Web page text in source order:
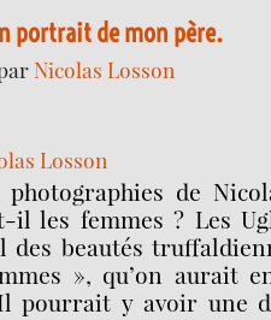
portrait de mon père.
Nicolas Losson
Losson
photographies de
il les femmes ? Les
des beautés
», qu’on aurait
pourrait y avoir une